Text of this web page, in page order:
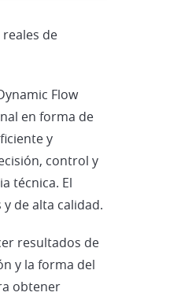
de
Flow
en forma de
y
control y
técnica. El
de alta calidad.
resultados de
y la forma del
obtener